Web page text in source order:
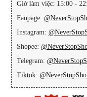
Giờ làm việc: 15:00 -
Fanpage:
Instagram:
Shopee:
Telegram:
Tiktok: